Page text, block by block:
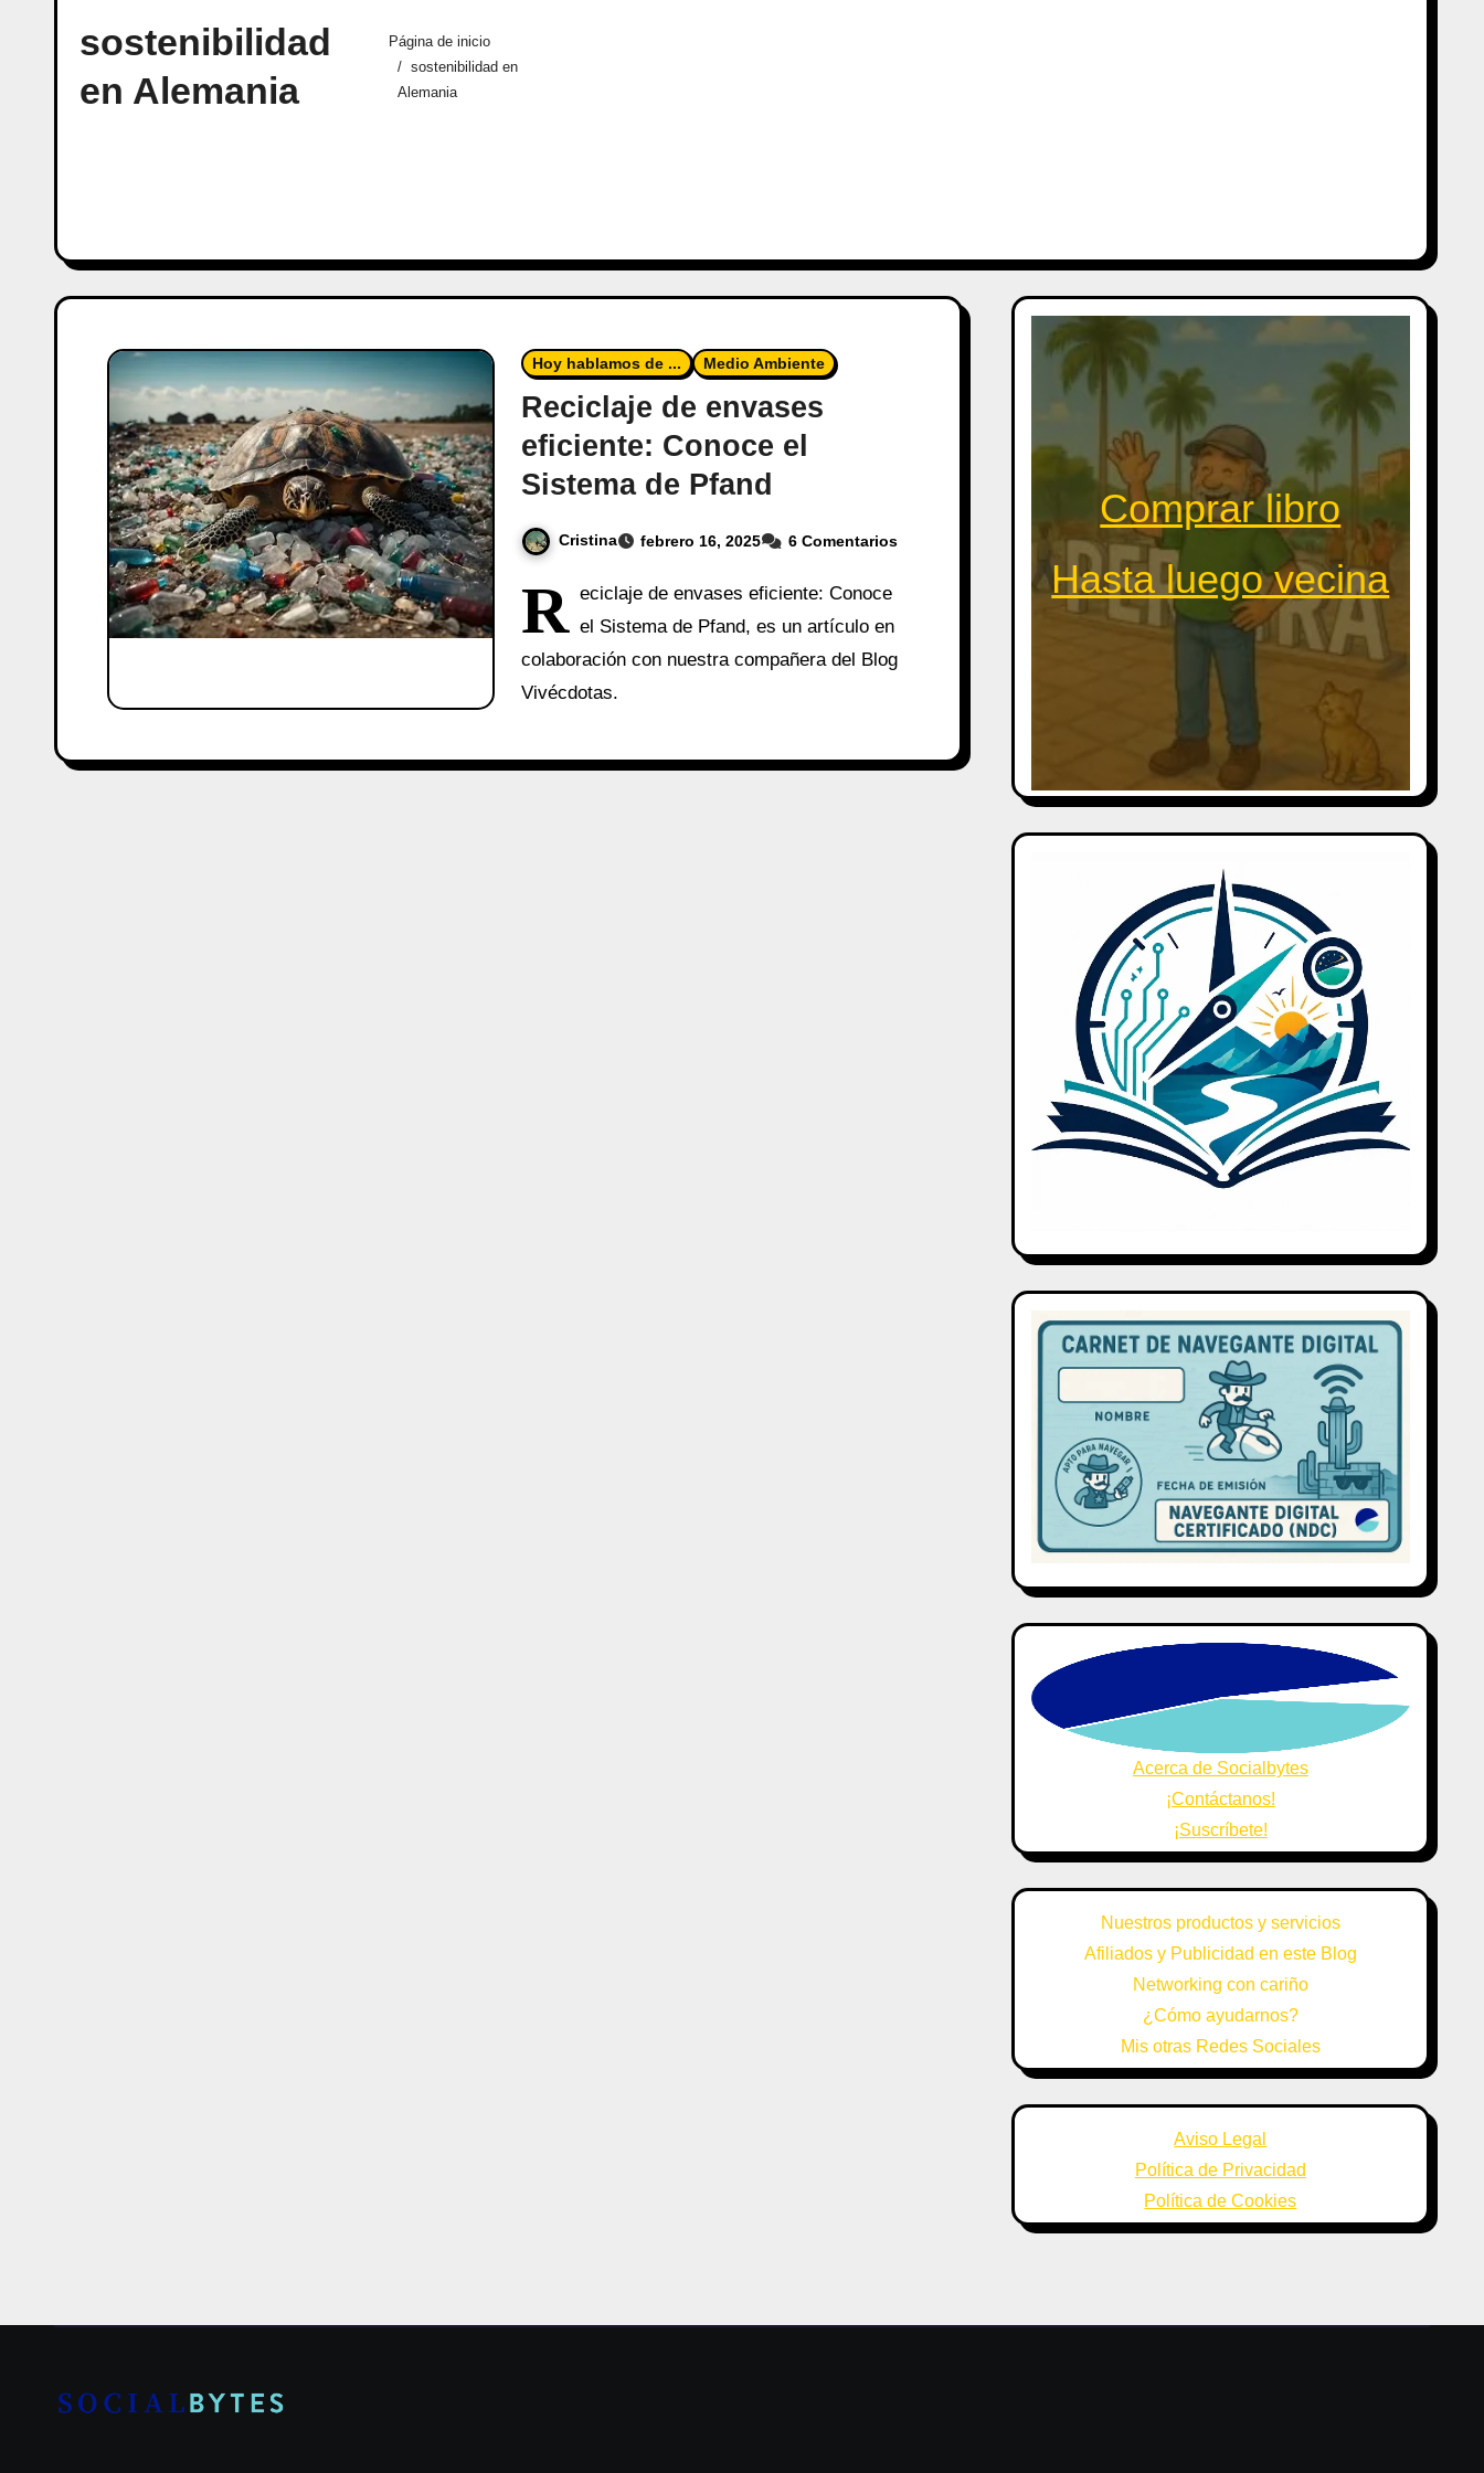
sostenibilidad
en Alemania
Página de inicio
sostenibilidad en
Alemania
Hoy hablamos de ... Medio Ambiente
Reciclaje de envases
eficiente: Conoce el
Sistema de Pfand
Cristina febrero 16, 2025 6 Comentarios
R eciclaje de envases eficiente: Conoce
el Sistema de Pfand, es un artículo en
colaboración con nuestra compañera del Blog
Vivécdotas.
Comprar libro
Hasta luego vecina
Acerca de Socialbytes
¡Contáctanos!
¡Suscríbete!
Nuestros productos y servicios
Afiliados y Publicidad en este Blog
Networking con cariño
¿Cómo ayudarnos?
Mis otras Redes Sociales
Aviso Legal
Política de Privacidad
Política de Cookies